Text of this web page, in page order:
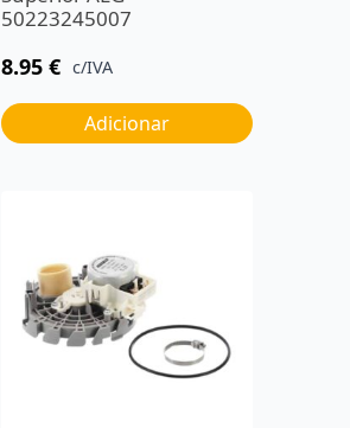
50223245007
8.95 € c/IVA
Adicionar